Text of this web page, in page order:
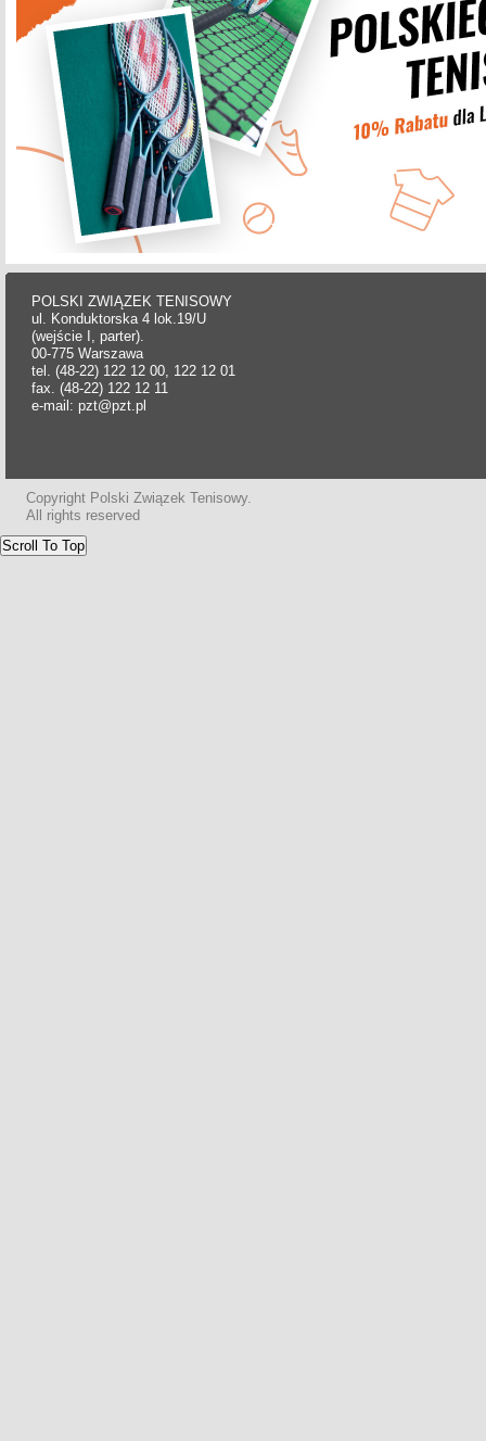
POLSKI ZWIĄZEK TENISOWY
ul. Konduktorska 4 lok.19/U
(wejście I, parter).
00-775 Warszawa
tel. (48-22) 122 12 00, 122 12 01
fax. (48-22) 122 12 11
e-mail: pzt@pzt.pl
Copyright Polski Związek Tenisowy.
All rights reserved